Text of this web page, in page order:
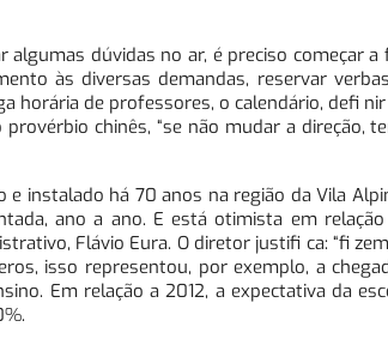
dúvidas no ar, é preciso começar a
às diversas demandas, reservar
horária de professores, o calendário, defi
chinês, “se não mudar a direção,
instalado há 70 anos na região da Vila
ano a ano. E está otimista em relação
Flávio Eura. O diretor justifi ca: “fi
isso representou, por exemplo, a
Em relação a 2012, a expectativa da